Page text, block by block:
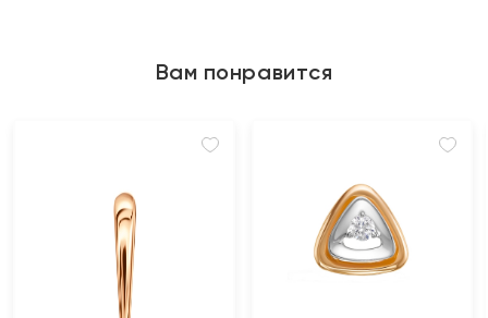
Вам понравится